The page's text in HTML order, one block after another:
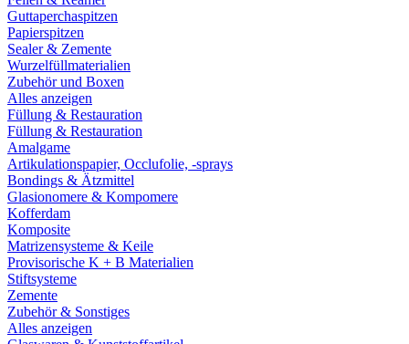
Guttaperchaspitzen
Papierspitzen
Sealer & Zemente
Wurzelfüllmaterialien
Zubehör und Boxen
Alles anzeigen
Füllung & Restauration
Füllung & Restauration
Amalgame
Artikulationspapier, Occlufolie, -sprays
Bondings & Ätzmittel
Glasionomere & Kompomere
Kofferdam
Komposite
Matrizensysteme & Keile
Provisorische K + B Materialien
Stiftsysteme
Zemente
Zubehör & Sonstiges
Alles anzeigen